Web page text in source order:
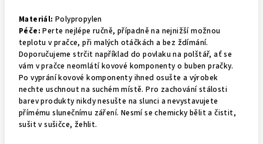
Materiál: Polypropylen
Péče: Perte nejlépe ručně, případně na nejnižší možnou
teplotu v pračce, při malých otáčkách a bez ždímání.
Doporučujeme strčit například do povlaku na polštář, ať se
vám v pračce neomlátí kovové komponenty o buben pračky.
Po vyprání kovové komponenty ihned osušte a výrobek
nechte uschnout na suchém místě. Pro zachování stálosti
barev produkty nikdy nesušte na slunci a nevystavujete
přímému slunečnímu záření. Nesmí se chemicky bělit a čistit,
sušit v sušičce, žehlit.